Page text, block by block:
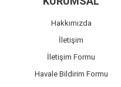
bilgilerinde hatalar bulunuyor.
diğer sitelerden daha pahalı.
benzer farklı alternatifler olmalı.
Hakkımızda
İletişim
İletişim Formu
Havale Bildirim Formu